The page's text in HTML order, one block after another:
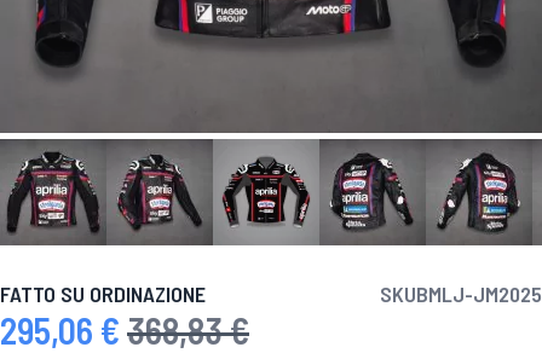
FATTO SU ORDINAZIONE SKUBMLJ-JM2025
Prezzo speciale
295,06 € Prezzo predefinito
368,83 €